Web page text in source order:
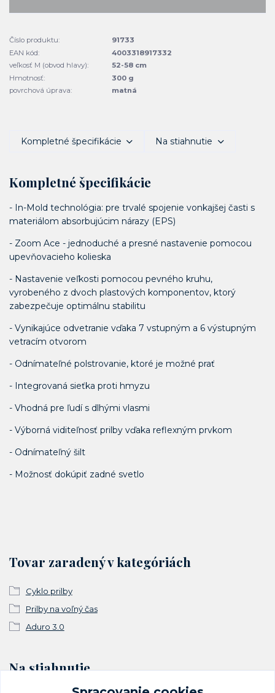
Číslo produktu:
91733
EAN kód:
4003318917332
veľkosť M (obvod hlavy):
52-58 cm
Hmotnosť:
300 g
povrchová úprava:
matná
Kompletné špecifikácie Na stiahnutie
Kompletné špecifikácie
- In-Mold technológia: pre trvalé spojenie vonkajšej časti s
materiálom absorbujúcim nárazy (EPS)
- Zoom Ace - jednoduché a presné nastavenie pomocou
upevňovacieho kolieska
- Nastavenie veľkosti pomocou pevného kruhu,
vyrobeného z dvoch plastových komponentov, ktorý
zabezpečuje optimálnu stabilitu
- Vynikajúce odvetranie vďaka 7 vstupným a 6 výstupným
vetracím otvorom
- Odnímateľné polstrovanie, ktoré je možné prať
- Integrovaná sieťka proti hmyzu
- Vhodná pre ľudí s dlhými vlasmi
- Výborná viditeľnosť prilby vďaka reflexným prvkom
- Odnímateľný šilt
- Možnosť dokúpiť zadné svetlo
Tovar zaradený v kategóriách
Cyklo prilby
Prilby na voľný čas
Aduro 3.0
Na stiahnutie